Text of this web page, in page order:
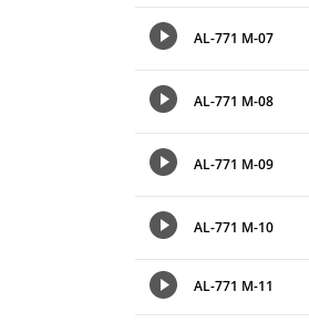
AL-771 M-07
AL-771 M-08
AL-771 M-09
AL-771 M-10
AL-771 M-11